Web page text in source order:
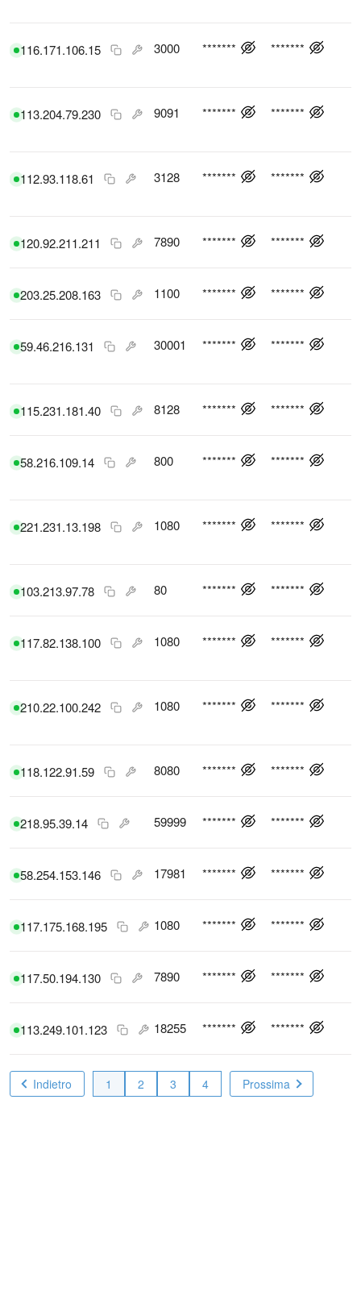
116.171.106.15 3000 ******* *******
113.204.79.230 9091 ******* *******
112.93.118.61 3128 ******* *******
120.92.211.211 7890 ******* *******
203.25.208.163 1100 ******* *******
59.46.216.131 30001 ******* *******
115.231.181.40 8128 ******* *******
58.216.109.14 800 ******* *******
221.231.13.198 1080 ******* *******
103.213.97.78 80 ******* *******
117.82.138.100 1080 ******* *******
210.22.100.242 1080 ******* *******
118.122.91.59 8080 ******* *******
218.95.39.14 59999 ******* *******
58.254.153.146 17981 ******* *******
117.175.168.195 1080 ******* *******
117.50.194.130 7890 ******* *******
113.249.101.123 18255 ******* *******
Indietro 1 2 3 4 Prossima